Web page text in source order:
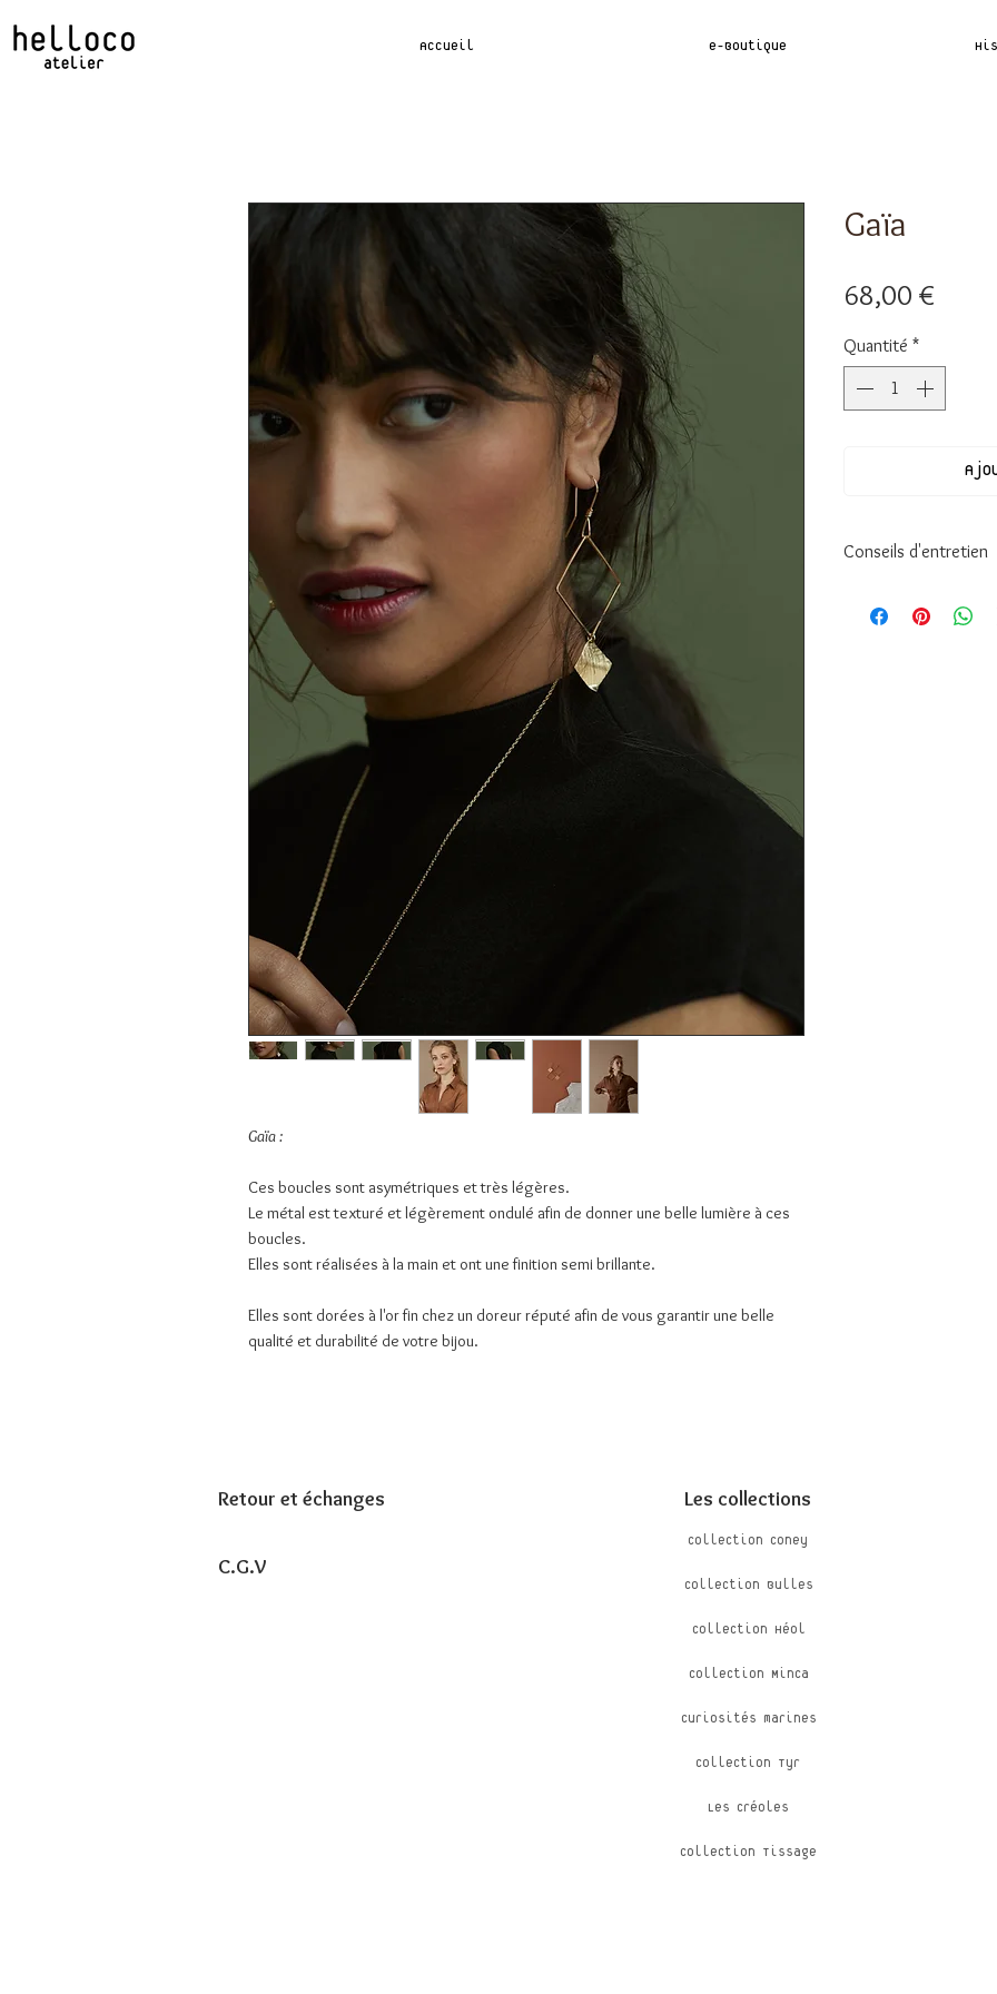
Accueil e-Boutique
Gaïa :
Ces boucles sont asymétriques et très légères.
Le métal est texturé et légèrement ondulé afin de donner une belle lumière à ces
boucles.
Elles sont réalisées à la main et ont une finition semi brillante.
Elles sont dorées à l'or fin chez un doreur réputé afin de vous garantir une belle
qualité et durabilité de votre bijou.
Gaïa
68,00 €
Quantité *
Conseils d'entretien
bijou :
Retour et échanges
C.G.V
Les collections
Collection Coney
Collection Bulles
Collection Héol
Collection Minca
Curiosités marines
Collection Tyr
Les Créoles
Collection Tissage